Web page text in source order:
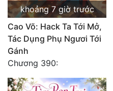
Nữ Phụ
Phong Thủy - Tâm Linh
Phương Tây
Phản Phái
Quan Trường
khoảng 7 giờ trước
Cao Võ: Hack Ta Tới Mở,
Tác Dụng Phụ Ngươi Tới
Gánh
Chương 390: